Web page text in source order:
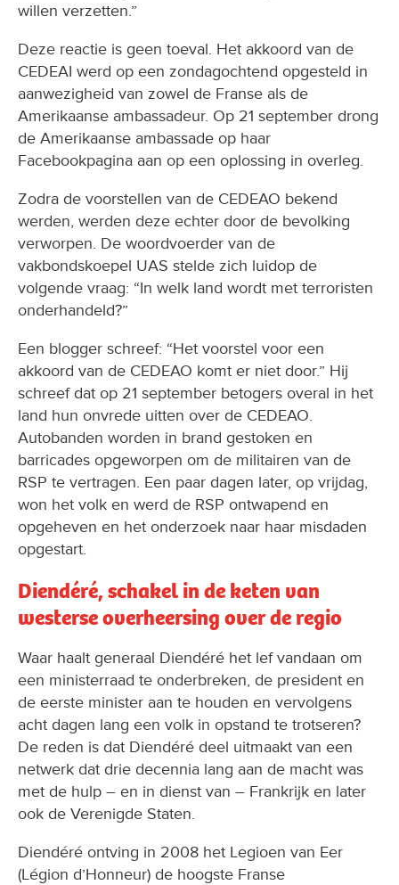
willen verzetten.”
Deze reactie is geen toeval. Het akkoord van de
CEDEAI werd op een zondagochtend opgesteld in
aanwezigheid van zowel de Franse als de
Amerikaanse ambassadeur. Op 21 september drong
de Amerikaanse ambassade op haar
Facebookpagina aan op een oplossing in overleg.
Zodra de voorstellen van de CEDEAO bekend
werden, werden deze echter door de bevolking
verworpen. De woordvoerder van de
vakbondskoepel UAS stelde zich luidop de
volgende vraag: “In welk land wordt met terroristen
onderhandeld?”
Een blogger schreef: “Het voorstel voor een
akkoord van de CEDEAO komt er niet door.” Hij
schreef dat op 21 september betogers overal in het
land hun onvrede uitten over de CEDEAO.
Autobanden worden in brand gestoken en
barricades opgeworpen om de militairen van de
RSP te vertragen. Een paar dagen later, op vrijdag,
won het volk en werd de RSP ontwapend en
opgeheven en het onderzoek naar haar misdaden
opgestart.
Diendéré, schakel in de keten van
westerse overheersing over de regio
Waar haalt generaal Diendéré het lef vandaan om
een ministerraad te onderbreken, de president en
de eerste minister aan te houden en vervolgens
acht dagen lang een volk in opstand te trotseren?
De reden is dat Diendéré deel uitmaakt van een
netwerk dat drie decennia lang aan de macht was
met de hulp – en in dienst van – Frankrijk en later
ook de Verenigde Staten.
Diendéré ontving in 2008 het Legioen van Eer
(Légion d’Honneur) de hoogste Franse